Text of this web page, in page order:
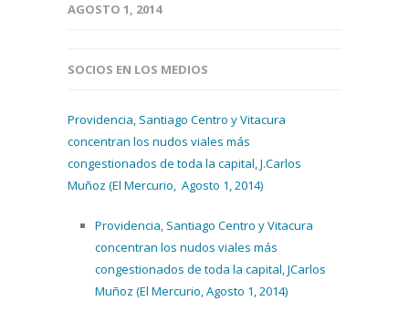
AGOSTO 1, 2014
SOCIOS EN LOS MEDIOS
Providencia, Santiago Centro y Vitacura
concentran los nudos viales más
congestionados de toda la capital, J.Carlos
Muñoz (El Mercurio, Agosto 1, 2014)
Providencia, Santiago Centro y Vitacura
concentran los nudos viales más
congestionados de toda la capital, JCarlos
Muñoz (El Mercurio, Agosto 1, 2014)